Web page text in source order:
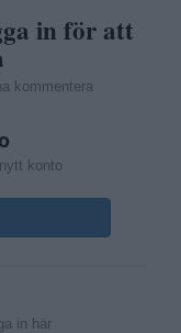
in för att
kommentera
konto
in här